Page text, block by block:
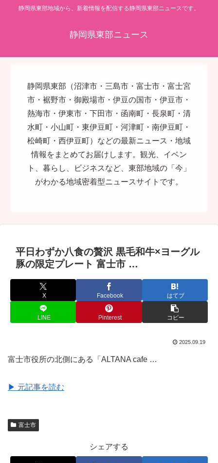
静岡県東部地域から、新着情報を配信する静岡県東部ニュースです。
静岡県東部ニュース
静岡県東部（沼津市・三島市・富士市・富士宮
市・裾野市・御殿場市・伊豆の国市・伊豆市・
熱海市・伊東市・下田市・函南町・長泉町・清
水町・小山町・東伊豆町・河津町・南伊豆町・
松崎町・西伊豆町）などの最新ニュース・地域
情報をまとめてお届けします。観光、イベン
ト、暮らし、ビジネスなど、東部地域の「今」
がわかる地域密着型ニュースサイトです。
平日わずか八食の贅沢 黒毛和牛×ヨーグル
豚の限定プレート 富士市 …
X Facebook はてブ
LINE Pinterest コピー
2025.09.19
富士市役所の北側にある「ALTANA cafe …
▶ 元記事を読む
富士市
シェアする